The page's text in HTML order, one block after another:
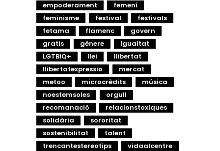
empoderament
femení
feminisme
festival
festivals
fetama
flamenc
govern
gratis
gènere
Igualtat
LGTBIQ+
llei
llibertat
llibertatexpressio
mercat
metoo
microcrèdits
música
noestemsoles
orgull
recomanació
relacionstoxiques
solidària
sororitat
sostenibilitat
talent
trencantestereotips
vidaalcentre